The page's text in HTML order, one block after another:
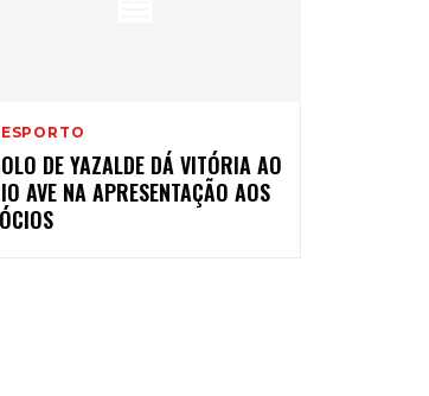
DE YAZALDE DÁ VITÓRIA AO
AVE NA APRESENTAÇÃO AOS